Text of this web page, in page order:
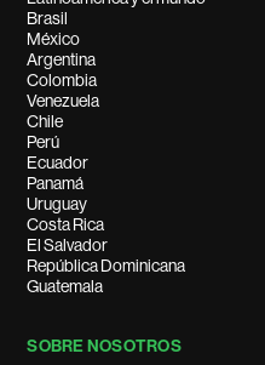
Brasil
México
Argentina
Colombia
Venezuela
Chile
Perú
Ecuador
Panamá
Uruguay
Costa Rica
El Salvador
República Dominicana
Guatemala
SOBRE NOSOTROS